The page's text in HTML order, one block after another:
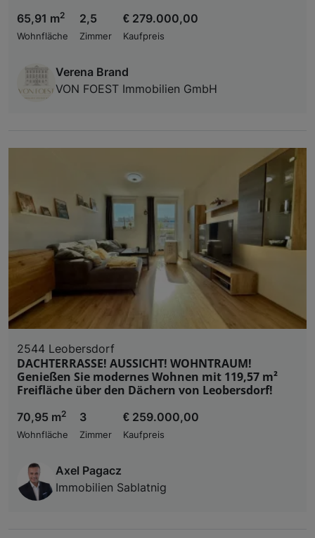
65,91 m2
Wohnfläche
2,5
Zimmer
€ 279.000,00
Kaufpreis
Verena Brand
VON FOEST Immobilien GmbH
2544 Leobersdorf
DACHTERRASSE! AUSSICHT! WOHNTRAUM!
Genießen Sie modernes Wohnen mit 119,57 m²
Freifläche über den Dächern von Leobersdorf!
70,95 m2
Wohnfläche
3
Zimmer
€ 259.000,00
Kaufpreis
Axel Pagacz
Immobilien Sablatnig